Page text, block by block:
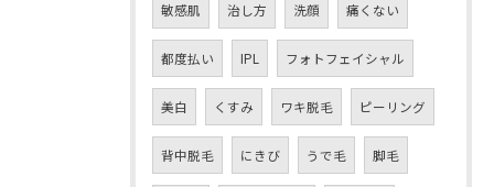
敏感肌 治し方 洗顔 痛くない
都度払い IPL フォトフェイシャル
美白 くすみ ワキ脱毛 ピーリング
背中脱毛 にきび うで毛 脚毛